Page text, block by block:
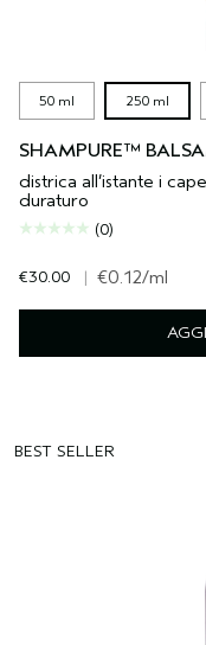
50 ml 250 ml
SHAMPURE™
districa all’istante i
duraturo
(0)
€30.00 | €0.12/ml
BEST SELLER